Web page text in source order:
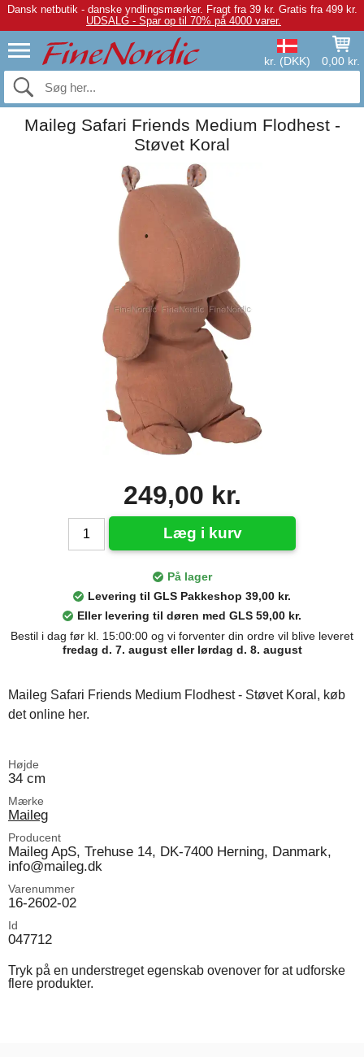
Dansk netbutik - danske yndlingsmærker. Fragt fra 39 kr. Gratis fra 499 kr.
UDSALG - Spar op til 70% på 4000 varer.
kr. (DKK) 0,00 kr.
Maileg Safari Friends Medium Flodhest -
Støvet Koral
249,00 kr.
Læg i kurv
På lager
Levering til GLS Pakkeshop 39,00 kr.
Eller levering til døren med GLS 59,00 kr.
Bestil i dag før kl. 15:00:00 og vi forventer din ordre vil blive leveret
fredag d. 7. august eller lørdag d. 8. august
Maileg Safari Friends Medium Flodhest - Støvet Koral, køb
det online her.
Højde
34 cm
Mærke
Maileg
Producent
Maileg ApS, Trehuse 14, DK-7400 Herning, Danmark,
info@maileg.dk
Varenummer
16-2602-02
Id
047712
Tryk på en understreget egenskab ovenover for at udforske
flere produkter.